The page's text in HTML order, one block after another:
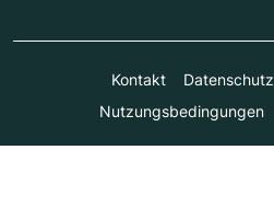
Kontakt Datenschutz
Nutzungsbedingungen